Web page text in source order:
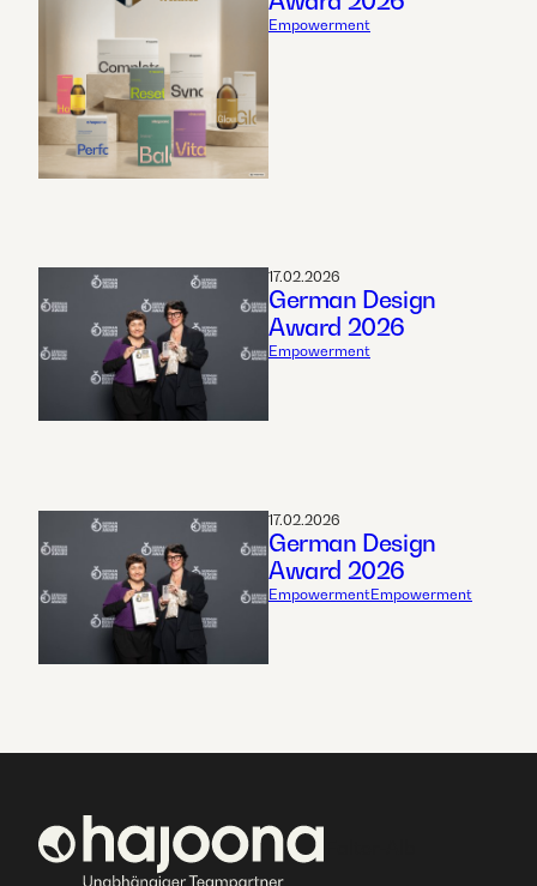
Empowerment
17.02.2026
German Design
Award 2026
Empowerment
17.02.2026
German Design
Award 2026
EmpowermentEmpowerment